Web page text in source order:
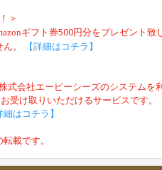
＞
ギフト券500円分をプレゼント致
。
【詳細はコチラ】
式会社エーピーシーズのシステムを
受け取りいただけるサービスです。
細はコチラ】
載です。